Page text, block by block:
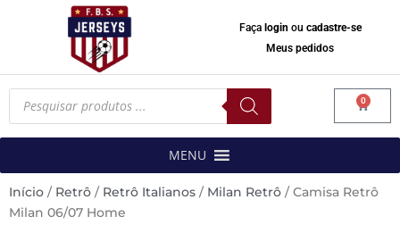
Faça loginou cadastre-se
Meus pedidos
Pesquisar
produtos 0
MENU
Início / Retrô / Retrô Italianos / Milan Retrô / Camisa Retrô
Milan 06/07 Home